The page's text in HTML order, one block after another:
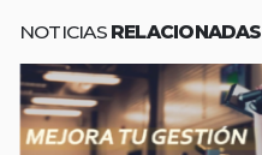
NOTICIAS RELACIONADAS